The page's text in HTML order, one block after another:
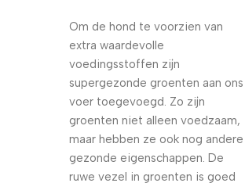
Om de hond te voorzien van
extra waardevolle
voedingsstoffen zijn
supergezonde groenten aan ons
voer toegevoegd. Zo zijn
groenten niet alleen voedzaam,
maar hebben ze ook nog andere
gezonde eigenschappen. De
ruwe vezel in groenten is goed